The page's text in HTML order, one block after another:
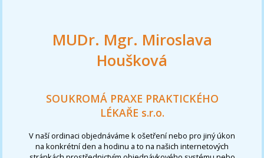
MUDr. Mgr. Miroslava
Houšková
SOUKROMÁ PRAXE PRAKTICKÉHO
LÉKAŘE s.r.o.
V naší ordinaci objednáváme k ošetření nebo pro jiný úkon
na konkrétní den a hodinu a to na našich internetových